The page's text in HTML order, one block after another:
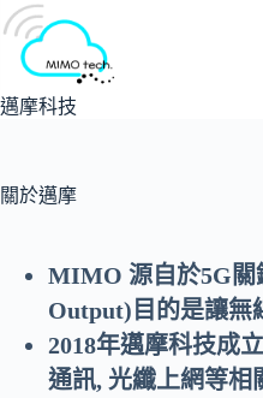
跳
要
邁摩科技
關於邁摩
MIMO 源自於5G
Output)目的是讓無
2018年邁摩科技成
通訊, 光纖上網等相